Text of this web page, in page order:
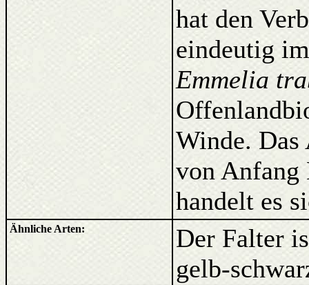
hat den
eindeutig
Emmelia
Winde.
von Anfang
handelt es
Ähnliche Arten:
Der Falter
gelb-